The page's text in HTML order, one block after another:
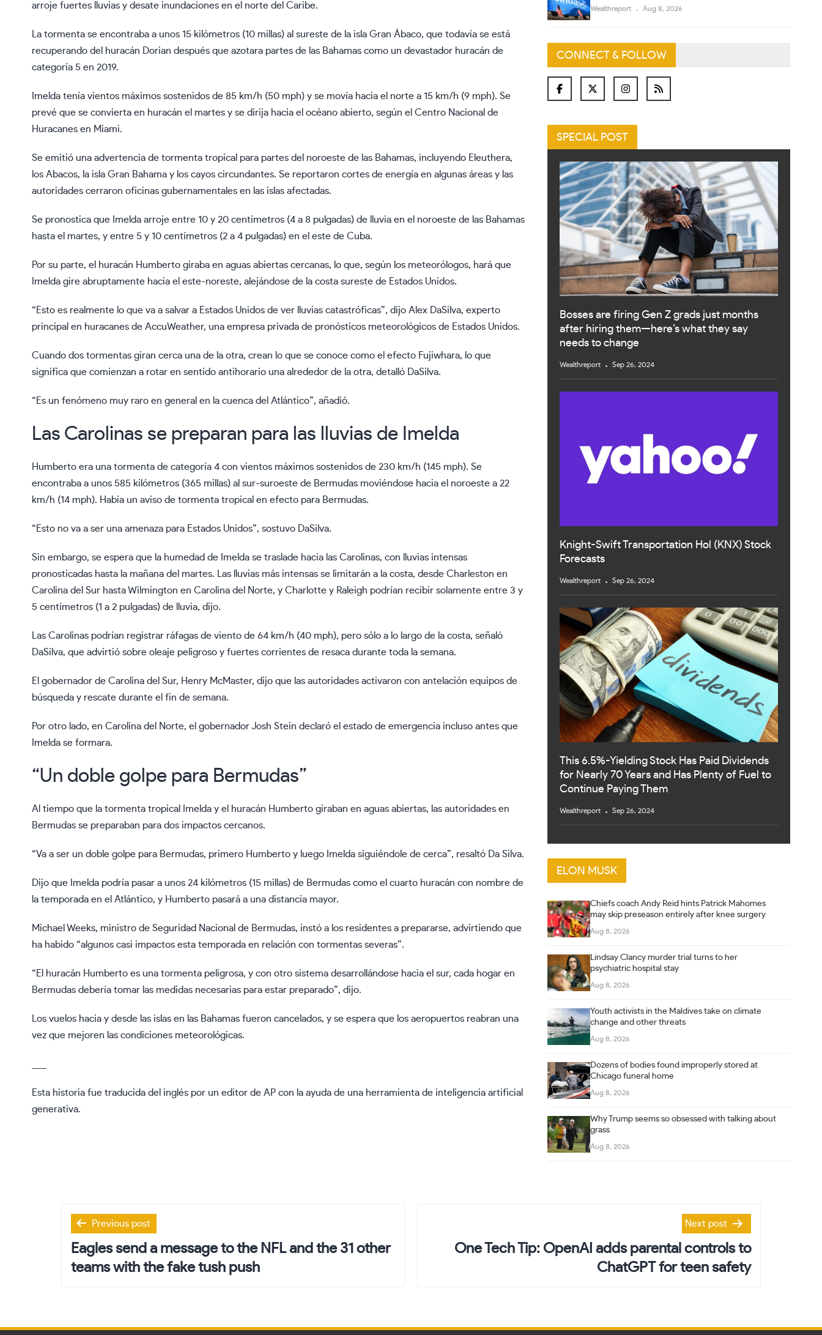
arroje fuertes lluvias y desate inundaciones en el norte del Caribe.
La tormenta se encontraba a unos 15 kilómetros (10 millas) al sureste de la isla Gran Ábaco, que todavía se está
recuperando del huracán Dorian después que azotara partes de las Bahamas como un devastador huracán de
categoría 5 en 2019.
Imelda tenía vientos máximos sostenidos de 85 km/h (50 mph) y se movía hacia el norte a 15 km/h (9 mph). Se
prevé que se convierta en huracán el martes y se dirija hacia el océano abierto, según el Centro Nacional de
Huracanes en Miami.
Se emitió una advertencia de tormenta tropical para partes del noroeste de las Bahamas, incluyendo Eleuthera,
los Abacos, la isla Gran Bahama y los cayos circundantes. Se reportaron cortes de energía en algunas áreas y las
autoridades cerraron oficinas gubernamentales en las islas afectadas.
Se pronostica que Imelda arroje entre 10 y 20 centímetros (4 a 8 pulgadas) de lluvia en el noroeste de las Bahamas
hasta el martes, y entre 5 y 10 centímetros (2 a 4 pulgadas) en el este de Cuba.
Por su parte, el huracán Humberto giraba en aguas abiertas cercanas, lo que, según los meteorólogos, hará que
Imelda gire abruptamente hacia el este-noreste, alejándose de la costa sureste de Estados Unidos.
“Esto es realmente lo que va a salvar a Estados Unidos de ver lluvias catastróficas”, dijo Alex DaSilva, experto
principal en huracanes de AccuWeather, una empresa privada de pronósticos meteorológicos de Estados Unidos.
Cuando dos tormentas giran cerca una de la otra, crean lo que se conoce como el efecto Fujiwhara, lo que
significa que comienzan a rotar en sentido antihorario una alrededor de la otra, detalló DaSilva.
“Es un fenómeno muy raro en general en la cuenca del Atlántico”, añadió.
Las Carolinas se preparan para las lluvias de Imelda
Humberto era una tormenta de categoría 4 con vientos máximos sostenidos de 230 km/h (145 mph). Se
encontraba a unos 585 kilómetros (365 millas) al sur-suroeste de Bermudas moviéndose hacia el noroeste a 22
km/h (14 mph). Había un aviso de tormenta tropical en efecto para Bermudas.
“Esto no va a ser una amenaza para Estados Unidos”, sostuvo DaSilva.
Sin embargo, se espera que la humedad de Imelda se traslade hacia las Carolinas, con lluvias intensas
pronosticadas hasta la mañana del martes. Las lluvias más intensas se limitarán a la costa, desde Charleston en
Carolina del Sur hasta Wilmington en Carolina del Norte, y Charlotte y Raleigh podrían recibir solamente entre 3 y
5 centímetros (1 a 2 pulgadas) de lluvia, dijo.
Las Carolinas podrían registrar ráfagas de viento de 64 km/h (40 mph), pero sólo a lo largo de la costa, señaló
DaSilva, que advirtió sobre oleaje peligroso y fuertes corrientes de resaca durante toda la semana.
El gobernador de Carolina del Sur, Henry McMaster, dijo que las autoridades activaron con antelación equipos de
búsqueda y rescate durante el fin de semana.
Por otro lado, en Carolina del Norte, el gobernador Josh Stein declaró el estado de emergencia incluso antes que
Imelda se formara.
“Un doble golpe para Bermudas”
Al tiempo que la tormenta tropical Imelda y el huracán Humberto giraban en aguas abiertas, las autoridades en
Bermudas se preparaban para dos impactos cercanos.
“Va a ser un doble golpe para Bermudas, primero Humberto y luego Imelda siguiéndole de cerca”, resaltó Da Silva.
Dijo que Imelda podría pasar a unos 24 kilómetros (15 millas) de Bermudas como el cuarto huracán con nombre de
la temporada en el Atlántico, y Humberto pasará a una distancia mayor.
Michael Weeks, ministro de Seguridad Nacional de Bermudas, instó a los residentes a prepararse, advirtiendo que
ha habido “algunos casi impactos esta temporada en relación con tormentas severas”.
“El huracán Humberto es una tormenta peligrosa, y con otro sistema desarrollándose hacia el sur, cada hogar en
Bermudas debería tomar las medidas necesarias para estar preparado”, dijo.
Los vuelos hacia y desde las islas en las Bahamas fueron cancelados, y se espera que los aeropuertos reabran una
vez que mejoren las condiciones meteorológicas.
Esta historia fue traducida del inglés por un editor de AP con la ayuda de una herramienta de inteligencia artificial
generativa.
Wealthreport Aug 8, 2026
CONNECT & FOLLOW
SPECIAL POST
Bosses are firing Gen Z grads just months
after hiring them—here’s what they say
needs to change
Wealthreport Sep 26, 2024
Knight-Swift Transportation Hol (KNX) Stock
Forecasts
Wealthreport Sep 26, 2024
This 6.5%-Yielding Stock Has Paid Dividends
for Nearly 70 Years and Has Plenty of Fuel to
Continue Paying Them
Wealthreport Sep 26, 2024
ELON MUSK
Chiefs coach Andy Reid hints Patrick Mahomes
may skip preseason entirely after knee surgery
Aug 8, 2026
Lindsay Clancy murder trial turns to her
psychiatric hospital stay
Aug 8, 2026
Youth activists in the Maldives take on climate
change and other threats
Aug 8, 2026
Dozens of bodies found improperly stored at
Chicago funeral home
Aug 8, 2026
Why Trump seems so obsessed with talking about
grass
Aug 8, 2026
Post
navigation
Previous post
Eagles send a message to the NFL and the 31 other
teams with the fake tush push
Next post
One Tech Tip: OpenAI adds parental controls to
ChatGPT for teen safety